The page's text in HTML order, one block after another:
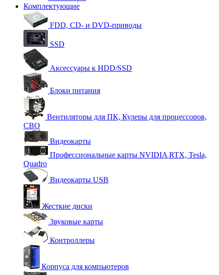
Комплектующие
FDD, CD- и DVD-приводы
SSD
Аксессуары к HDD/SSD
Блоки питания
Вентиляторы для ПК, Кулеры для процессоров,
СВО
Видеокарты
Профессиональные карты NVIDIA RTX, Tesla,
Quadro
Видеокарты USB
Жесткие диски
Звуковые карты
Контроллеры
Корпуса для компьютеров